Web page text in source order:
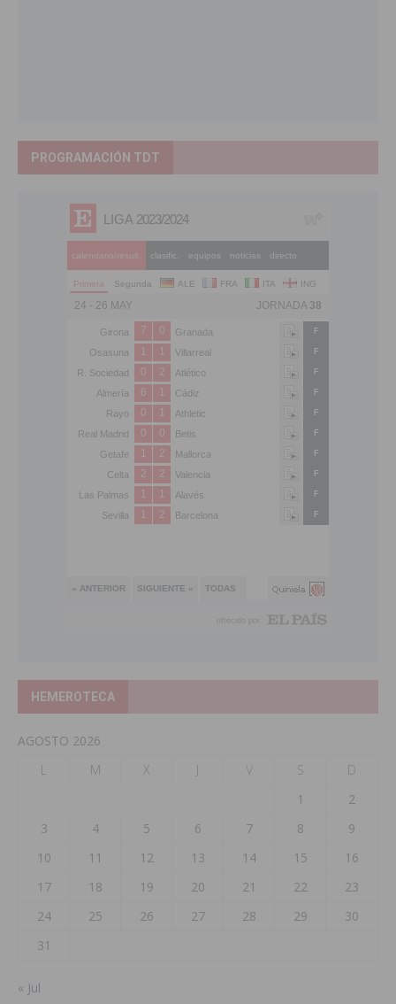
PROGRAMACIÓN TDT
HEMEROTECA
AGOSTO 2026
L
M X J V S
D
1
2
3
4 5 6 7 8
9
10
11 12 13 14 15
16
17
18 19 20 21 22
23
24
25 26 27 28 29
30
31
« Jul